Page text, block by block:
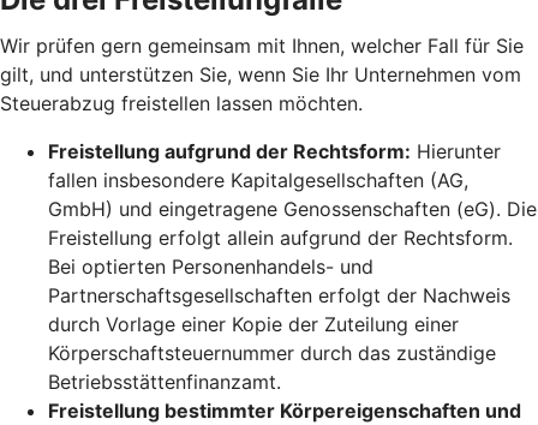
Wir prüfen gern gemeinsam mit Ihnen, welcher Fall für Sie
gilt, und unterstützen Sie, wenn Sie Ihr Unternehmen vom
Steuerabzug freistellen lassen möchten.
Freistellung aufgrund der Rechtsform: Hierunter
fallen insbesondere Kapitalgesellschaften (AG,
GmbH) und eingetragene Genossenschaften (eG). Die
Freistellung erfolgt allein aufgrund der Rechtsform.
Bei optierten Personenhandels- und
Partnerschaftsgesellschaften erfolgt der Nachweis
durch Vorlage einer Kopie der Zuteilung einer
Körperschaftsteuernummer durch das zuständige
Betriebsstättenfinanzamt.
Freistellung bestimmter Körpereigenschaften und